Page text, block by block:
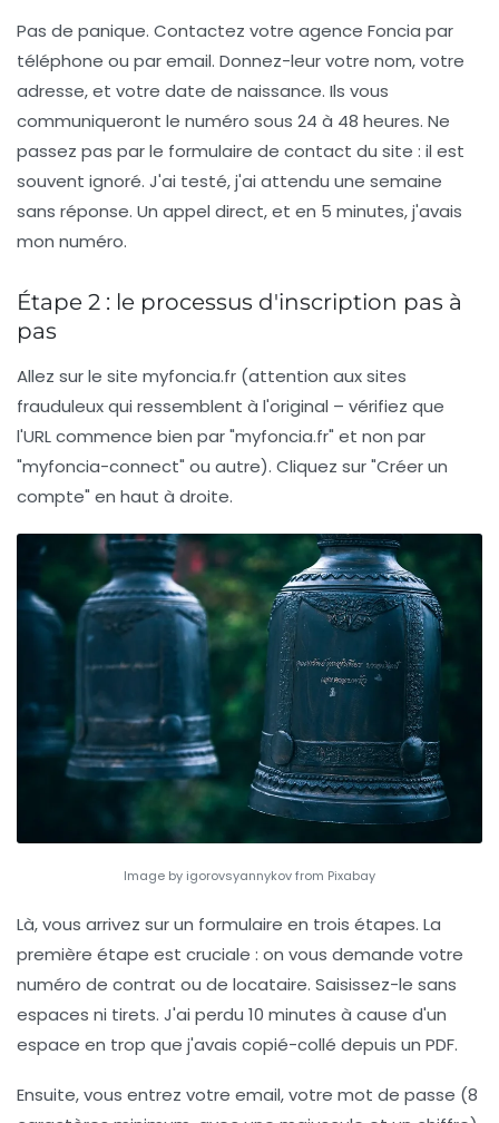
Pas de panique. Contactez votre agence Foncia par
téléphone ou par email. Donnez-leur votre nom, votre
adresse, et votre date de naissance. Ils vous
communiqueront le numéro sous 24 à 48 heures. Ne
passez pas par le formulaire de contact du site : il est
souvent ignoré. J'ai testé, j'ai attendu une semaine
sans réponse. Un appel direct, et en 5 minutes, j'avais
mon numéro.
Étape 2 : le processus d'inscription pas à
pas
Allez sur le site myfoncia.fr (attention aux sites
frauduleux qui ressemblent à l'original – vérifiez que
l'URL commence bien par "myfoncia.fr" et non par
"myfoncia-connect" ou autre). Cliquez sur "Créer un
compte" en haut à droite.
Image by igorovsyannykov from Pixabay
Là, vous arrivez sur un formulaire en trois étapes. La
première étape est cruciale : on vous demande votre
numéro de contrat ou de locataire. Saisissez-le sans
espaces ni tirets. J'ai perdu 10 minutes à cause d'un
espace en trop que j'avais copié-collé depuis un PDF.
Ensuite, vous entrez votre email, votre mot de passe (8